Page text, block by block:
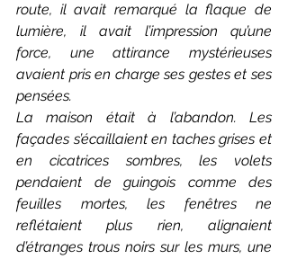
route, il avait remarqué la flaque de
lumière, il avait l’impression qu’une
force, une attirance mystérieuses
avaient pris en charge ses gestes et ses
pensées.
La maison était à l’abandon. Les
façades s’écaillaient en taches grises et
en cicatrices sombres, les volets
pendaient de guingois comme des
feuilles mortes, les fenêtres ne
reflétaient plus rien, alignaient
d’étranges trous noirs sur les murs, une